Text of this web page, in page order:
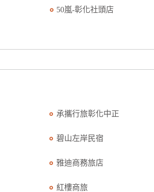
50嵐-彰化社頭店
承攜行旅彰化中正
碧山左岸民宿
雅迪商務旅店
紅樓商旅